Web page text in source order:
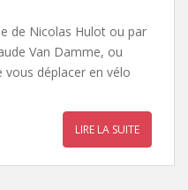
de Nicolas Hulot ou par
Van Damme, ou
vous déplacer en vélo
LIRE LA SUITE